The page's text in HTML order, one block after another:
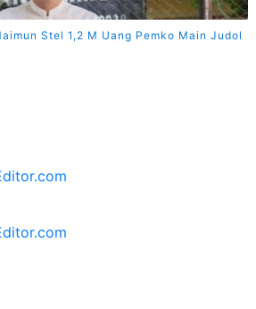
Stel 1,2 M Uang Pemko Main Judol